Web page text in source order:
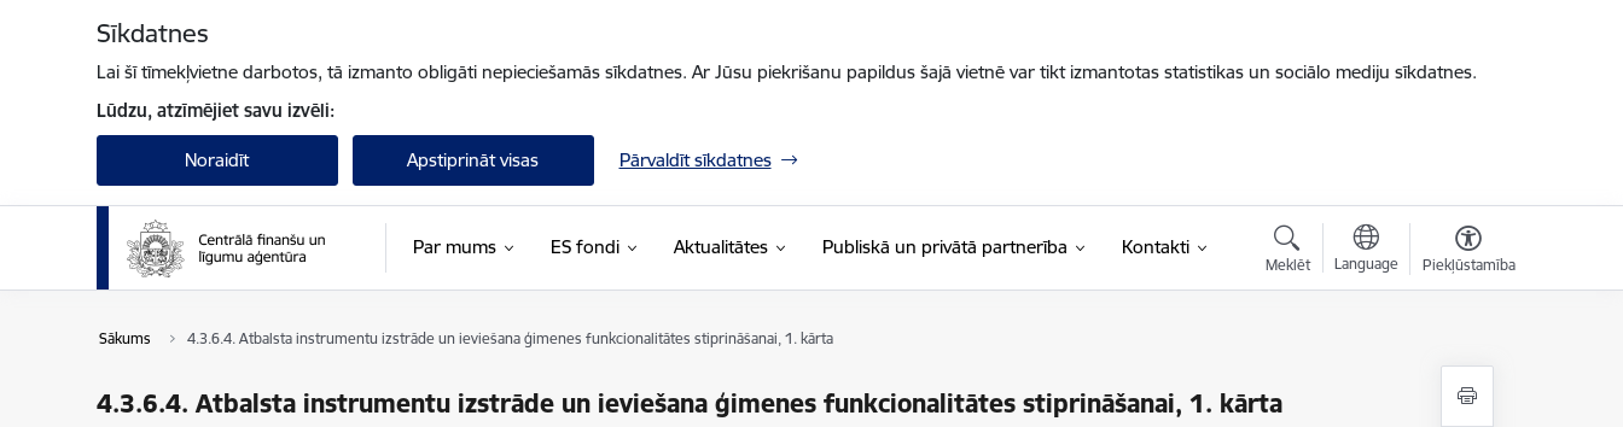
Sīkdatnes
Lai šī tīmekļvietne darbotos, tā izmanto obligāti nepieciešamās sīkdatnes. Ar Jūsu piekrišanu papildus šajā vietnē var tikt izmantotas statistikas un sociālo mediju sīkdatnes.
Lūdzu, atzīmējiet savu izvēli:
Noraidīt Apstiprināt visas Pārvaldīt sīkdatnes
Par mums ES fondi Aktualitātes Publiskā un privātā partnerība Kontakti
Meklēt Language Piekļūstamība
Sākums 4.3.6.4. Atbalsta instrumentu izstrāde un ieviešana ģimenes funkcionalitātes stiprināšanai, 1. kārta
4.3.6.4. Atbalsta instrumentu izstrāde un ieviešana ģimenes funkcionalitātes stiprināšanai, 1. kārta